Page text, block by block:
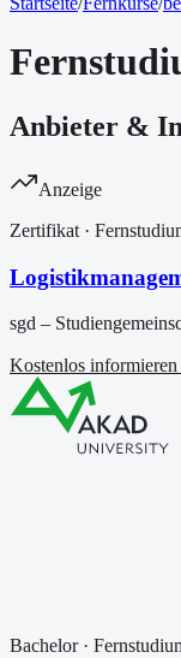
Anbieter &
Anzeige
Zertifikat ·
sgd –
Kostenlos
Bachelor·